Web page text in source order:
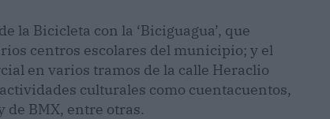
la Bicicleta con la ‘Biciguagua’, que
centros escolares del municipio; y el
en varios tramos de la calle Heraclio
culturales como cuentacuentos,
BMX, entre otras.